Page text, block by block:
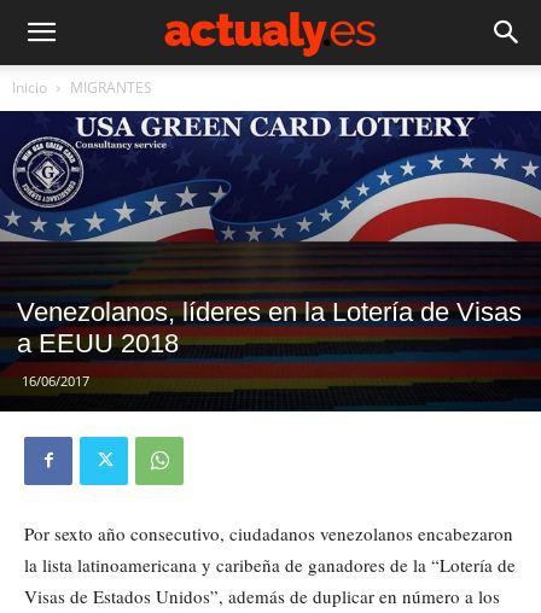
Inicio MIGRANTES
Venezolanos, líderes en la Lotería de Visas
a EEUU 2018
16/06/2017
Por sexto año consecutivo, ciudadanos venezolanos encabezaron
la lista latinoamericana y caribeña de ganadores de la “Lotería de
Visas de Estados Unidos”, además de duplicar en número a los